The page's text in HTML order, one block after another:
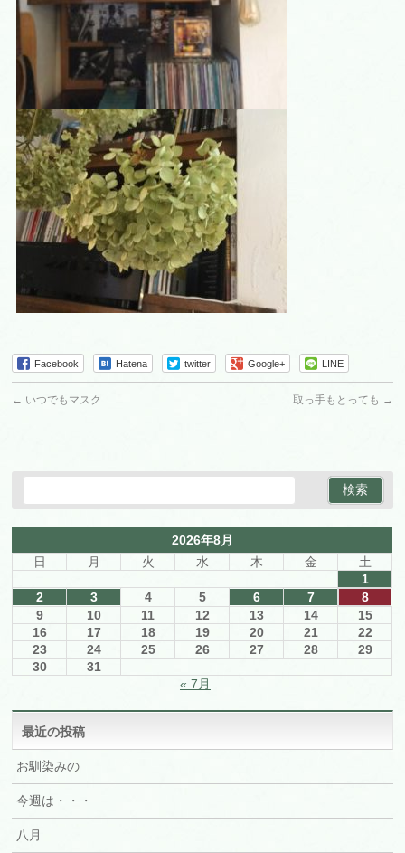
Facebook Hatena twitter Google+ LINE
← いつでもマスク 取っ手もとっても →
2026年8月
日
月 火 水 木 金
土
1
2
3 4 5 6 7
8
9
10 11 12 13 14
15
16
17 18 19 20 21
22
23
24 25 26 27 28
29
30
31
« 7月
最近の投稿
お馴染みの
今週は・・・
八月